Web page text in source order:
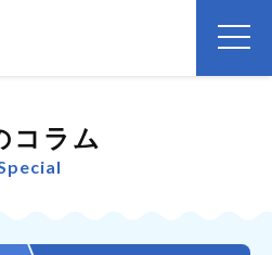
コラム